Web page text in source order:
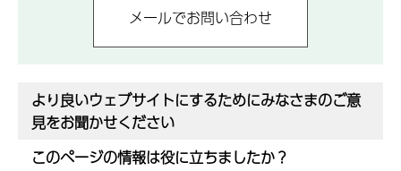
より良いウェブサイトにするためにみなさまのご意
見をお聞かせください
このページの情報は役に立ちましたか？